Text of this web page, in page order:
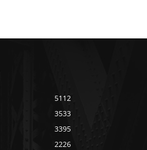
5112
3533
3395
2226